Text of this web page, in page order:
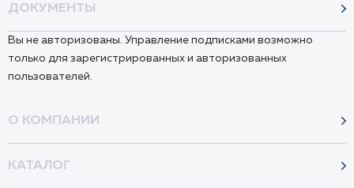
ДОКУМЕНТЫ
Вы не авторизованы. Управление подписками возможно
только для зарегистрированных и авторизованных
пользователей.
О КОМПАНИИ
КАТАЛОГ